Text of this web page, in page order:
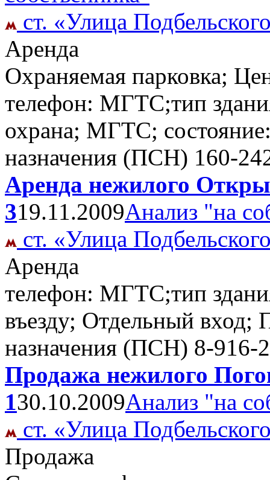
ст. «Улица
Аренда
Охраняемая парковка;
телефон: МГТС;тип
охрана; МГТС;
назначения (ПСН) 160-
Аренда нежилого
319.11.2009Анализ "на
ст. «Улица
Аренда
телефон: МГТС;тип
въезду; Отдельный вход;
назначения (ПСН) 8-916-
Продажа нежилого
130.10.2009Анализ "на
ст. «Улица
Продажа